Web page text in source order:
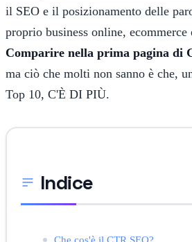
il SEO e il posizionamento delle
proprio business online, ecommerce
Comparire nella prima pagina di
ma ciò che molti non sanno è che,
Top 10, C'È DI PIÙ.
Indice
Che cos'è il CTR SEO?